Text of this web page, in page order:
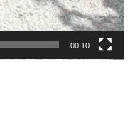
00:10